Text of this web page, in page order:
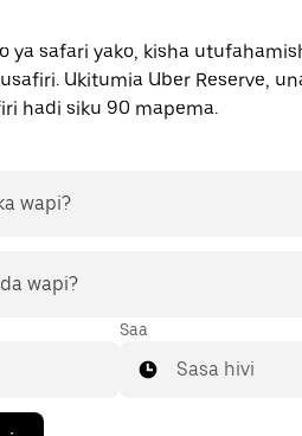
ya safari yako, kisha
Ukitumia Uber Reserve,
hadi siku 90 mapema.
wapi?
wapi?
Saa
Sasa hivi